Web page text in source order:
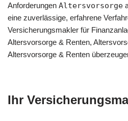
Anforderungen Altersvorsorge
eine zuverlässige, erfahrene
Versicherungsmakler für
Altersvorsorge & Renten,
Altersvorsorge & Renten
Ihr